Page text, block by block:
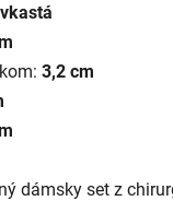
3,2 cm
dámsky set z